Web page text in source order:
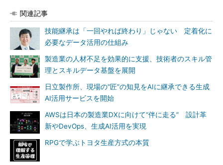
関連記事
技能継承は「一回やれば終わり」じゃない 定着化に
必要なデータ活用の仕組み
製造業の人材不足を効果的に支援、技術者のスキル管
理とスキルデータ基盤を展開
日立製作所、現場の“匠”の知見をAIに継承できる生成
AI活用サービスを開始
AWSは日本の製造業DXに向けて“伴に走る” 設計革
新やDevOps、生成AI活用を実現
RPGで学ぶトヨタ生産方式の本質